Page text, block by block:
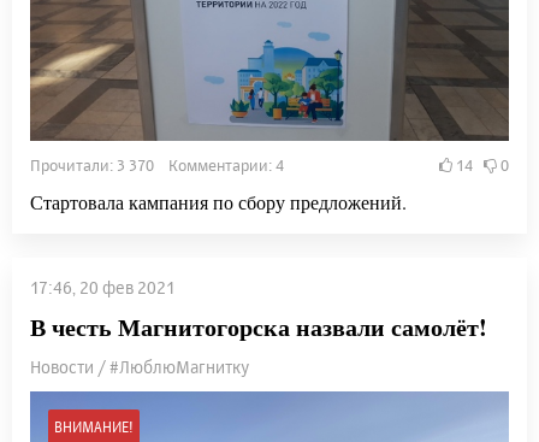
Прочитали: 3 370 Комментарии: 4 14 0
Стартовала кампания по сбору предложений.
17:46, 20 фев 2021
В честь Магнитогорска назвали самолёт!
Новости / #ЛюблюМагнитку
ВНИМАНИЕ!